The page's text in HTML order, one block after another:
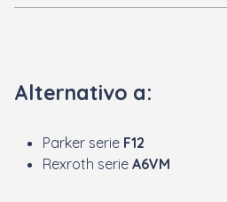
Alternativo a:
Parker serie F12
Rexroth serie A6VM